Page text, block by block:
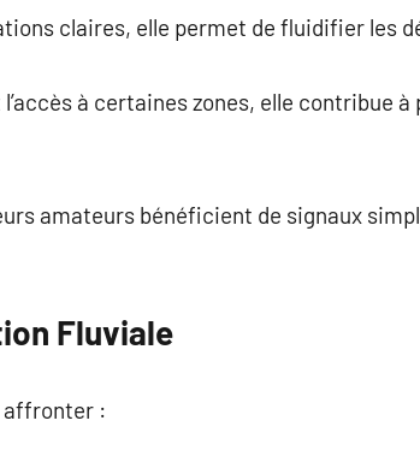
claires, elle permet de fluidifier les
à certaines zones, elle contribue
amateurs bénéficient de signaux
Fluviale
affronter :